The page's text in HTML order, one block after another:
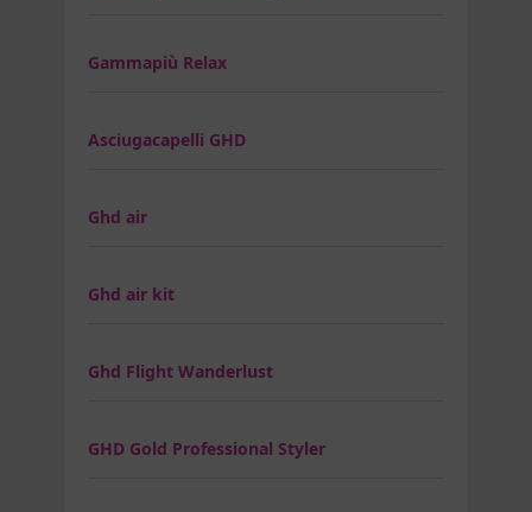
Gammapiù Relax
Asciugacapelli GHD
Ghd air
Ghd air kit
Ghd Flight Wanderlust
GHD Gold Professional Styler